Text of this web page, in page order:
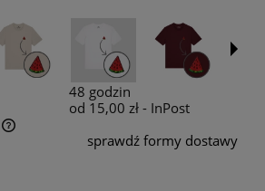
48 godzin
od 15,00 zł - InPost
kosztów płatności
sprawdź formy dostawy